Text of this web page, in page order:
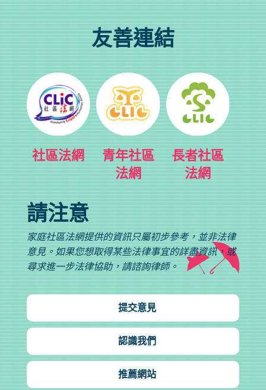
友善連結
社區法網
青年社區
法網
長者社區
法網
請注意
家庭社區法網提供的資訊只屬初步參考，並非法律
意見。如果您想取得某些法律事宜的詳盡資訊，或
尋求進一步法律協助，請諮詢律師。
提交意見
認識我們
推薦網站